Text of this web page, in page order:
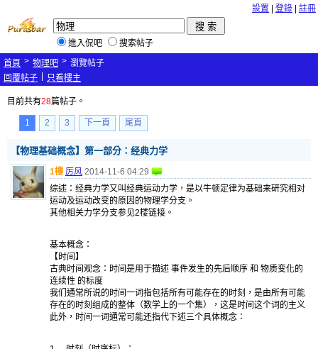
設置 登錄 註冊
進入侃吧
搜索帖子
首頁 > 物理吧 > 瀏覽帖子
回覆帖子
只看樓主
目前共有28篇帖子。
1 2 3 下一頁 尾頁
【物理基础概念】第一部分：经典力学
1樓 厉风 2014-11-6 04:29
综述：经典力学又叫经典运动力学，是以牛顿定律为基础来研究相对
运动及运动改变的原因的物理学分支。
其他相关力学分支参见2楼链接。
基本概念：
【时间】
古典时间观念：时间是用于描述 事件发生的先后顺序 和 物质变化的
连续性 的标度
我们通常所说的时间一词指包括所有可能存在的时刻，是由所有可能
存在的时刻组成的整体（数学上的一个集），这是时间这个词的主义
此外，时间一词通常可能还指代下述三个具体概念：